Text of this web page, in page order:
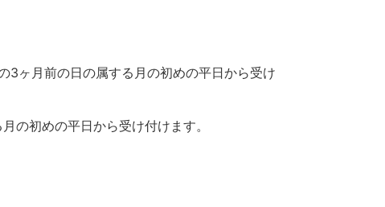
3ヶ月前の日の属する月の初めの平日から受け
の初めの平日から受け付けます。